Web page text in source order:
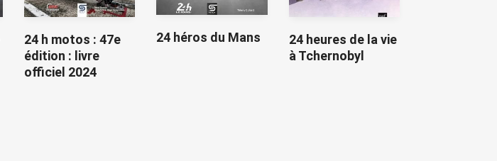
24 h motos : 47e
édition : livre
officiel 2024
24 héros du Mans
24 heures de la vie
à Tchernobyl